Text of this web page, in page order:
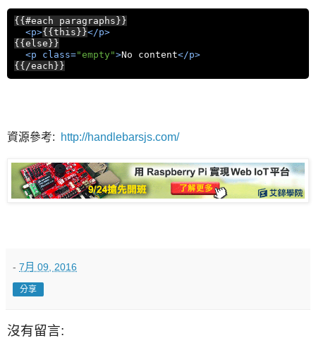
{{#each paragraphs}}
<p>{{this}}</p>
{{else}}
<p class="empty ">No content</p>
{{/each}}
資源參考: http://handlebarsjs.com/
- 7月 09, 2016
分享
沒有留言: